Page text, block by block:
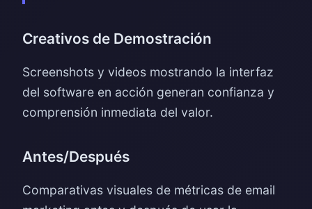
Creativos de Demostración
Screenshots y videos mostrando la interfaz
del software en acción generan confianza y
comprensión inmediata del valor.
Antes/Después
Comparativas visuales de métricas de email